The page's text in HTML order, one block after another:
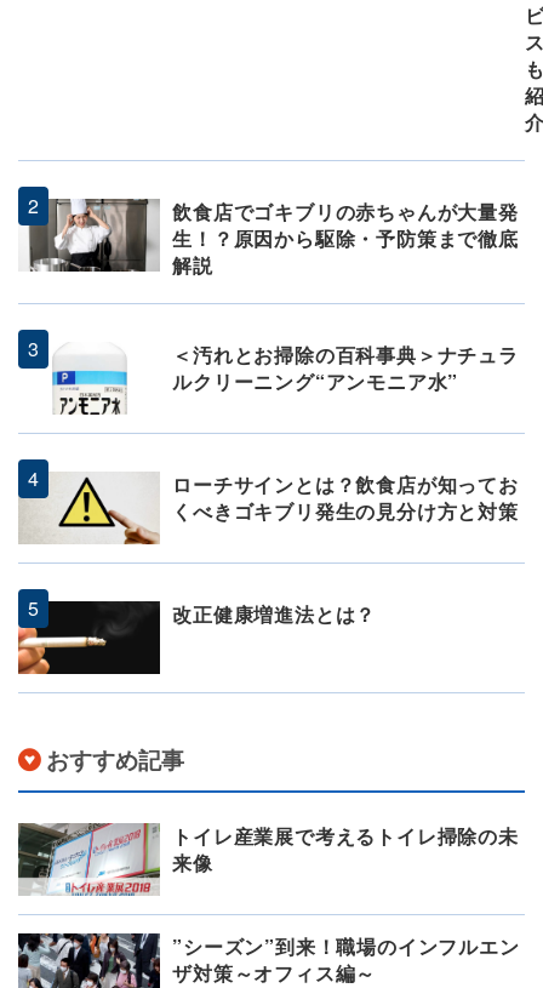
飲食店でゴキブリの赤ちゃんが大量発
生！？原因から駆除・予防策まで徹底
解説
＜汚れとお掃除の百科事典＞ナチュラ
ルクリーニング“アンモニア水”
ローチサインとは？飲食店が知ってお
くべきゴキブリ発生の見分け方と対策
改正健康増進法とは？
おすすめ記事
トイレ産業展で考えるトイレ掃除の未
来像
”シーズン”到来！職場のインフルエン
ザ対策～オフィス編～